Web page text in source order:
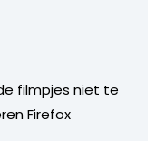
filmpjes niet te
Firefox